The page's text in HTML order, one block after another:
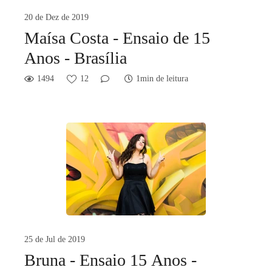
20 de Dez de 2019
Maísa Costa - Ensaio de 15
Anos - Brasília
1494 12 1min de leitura
25 de Jul de 2019
Bruna - Ensaio 15 Anos -